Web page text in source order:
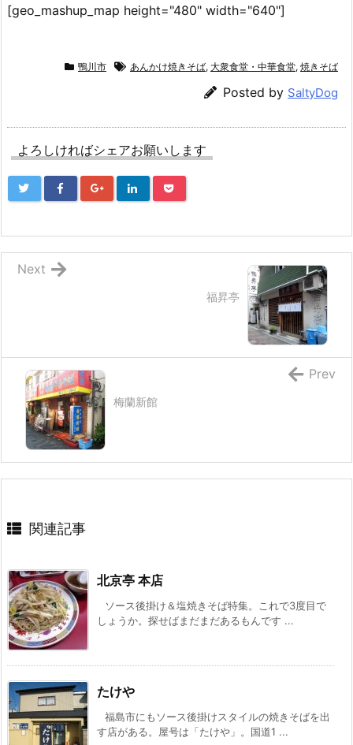
[geo_mashup_map height="480" width="640"]
鴨川市 あんかけ焼きそば, 大衆食堂・中華食堂, 焼きそば
Posted by SaltyDog
よろしければシェアお願いします
福昇亭
Next
梅蘭新館
Prev
関連記事
北京亭 本店
ソース後掛け＆塩焼きそば特集。これで3度目で
しょうか。探せばまだまだあるもんです ...
たけや
福島市にもソース後掛けスタイルの焼きそばを出
す店がある。屋号は「たけや」。国道1 ...